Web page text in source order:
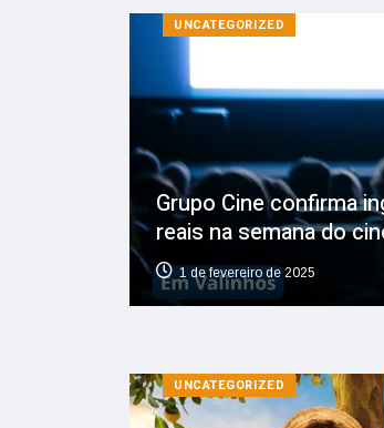
UNCATEGORIZED
Grupo Cine confirma
reais na semana do
1 de fevereiro de 2025
UNCATEGORIZED